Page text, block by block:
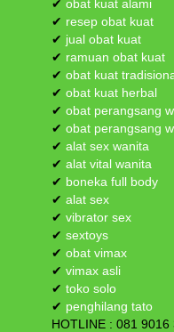
✔ obat kuat alami
✔ resep obat kuat
✔ jual obat kuat
✔ ramuan obat kuat
✔ obat kuat
✔ obat kuat herbal
✔ obat perangsang
✔ obat perangsang
✔ alat sex wanita
✔ alat vital wanita
✔ boneka full body
✔ alat sex
✔ vibrator sex
✔ sextoys
✔ obat vimax
✔ vimax asli
✔ toko solo
✔ penghilang tato
HOTLINE : 081 9016